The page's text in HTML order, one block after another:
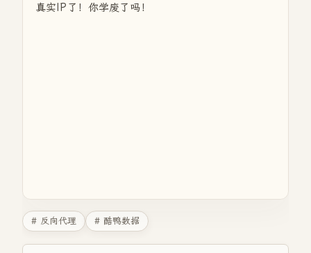
真实IP了！你学废了吗！
# 反向代理 # 酷鸭数据